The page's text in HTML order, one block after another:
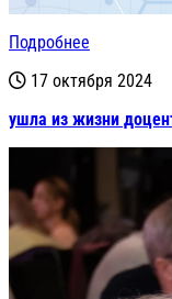
Подробнее
17 октября 2024
ушла из жизни